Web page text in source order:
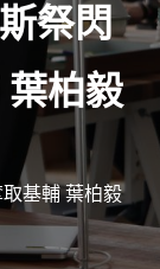
祭閃
柏毅
基輔 葉柏毅